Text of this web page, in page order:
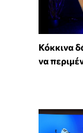
Κόκκινα
να